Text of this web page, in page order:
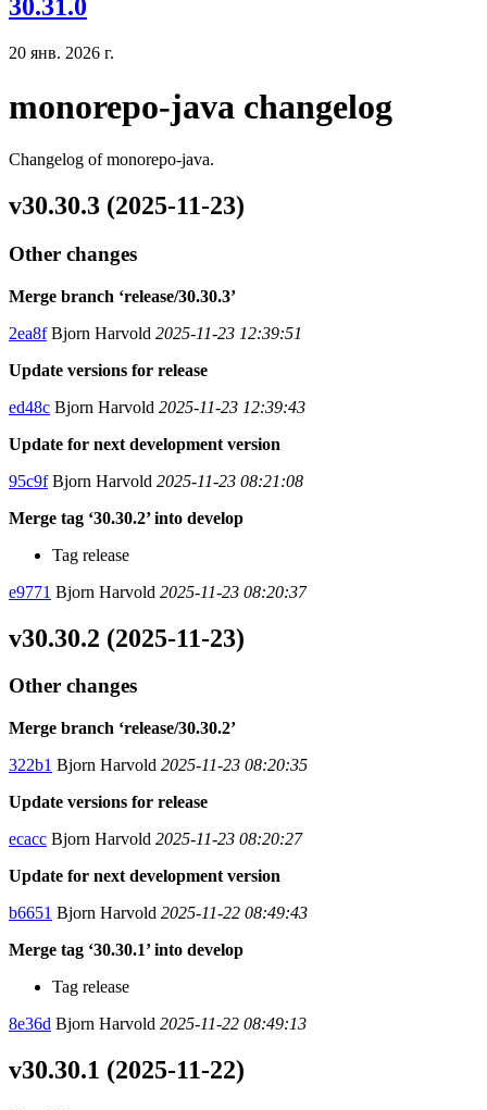
30.31.0
20 янв. 2026 г.
monorepo-java changelog
Changelog of monorepo-java.
v30.30.3 (2025-11-23)
Other changes
Merge branch ‘release/30.30.3’
2ea8fBjorn Harvold 2025-11-23 12:39:51
Update versions for release
ed48c Bjorn Harvold 2025-11-23 12:39:43
Update for next development version
95c9fBjorn Harvold 2025-11-23 08:21:08
Merge tag ‘30.30.2’ into develop
Tag release
e9771 Bjorn Harvold 2025-11-23 08:20:37
v30.30.2 (2025-11-23)
Other changes
Merge branch ‘release/30.30.2’
322b1 Bjorn Harvold 2025-11-23 08:20:35
Update versions for release
ecacc Bjorn Harvold 2025-11-23 08:20:27
Update for next development version
b6651 Bjorn Harvold 2025-11-22 08:49:43
Merge tag ‘30.30.1’ into develop
Tag release
8e36d Bjorn Harvold 2025-11-22 08:49:13
v30.30.1 (2025-11-22)